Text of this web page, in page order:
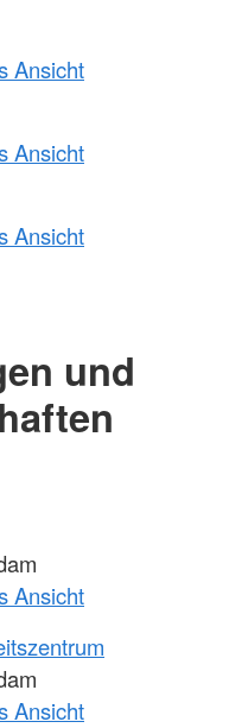
Ansicht
Ansicht
Ansicht
und
Ansicht
Ansicht